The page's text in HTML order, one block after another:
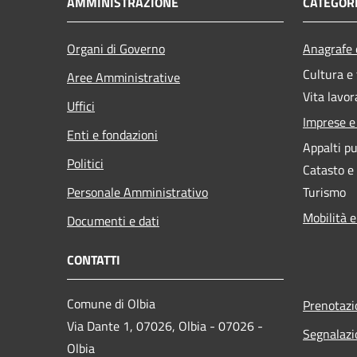
Organi di Governo
Aree Amministrative
Uffici
Enti e fondazioni
Politici
Personale Amministrativo
Documenti e dati
Cultura
Vita
Imprese
Appalti
Catasto
Turismo
Mobilità
CONTATTI
Comune di Olbia
Via Dante 1, 07026, Olbia - 07026 -
Olbia